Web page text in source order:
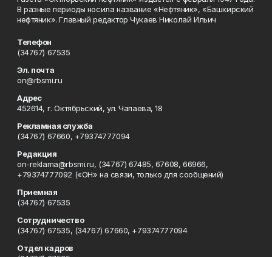
В разные периоды носила название «Нефтяник», «Башкирский
нефтяник». Главный редактор Чукаев Николай Ильич
Телефон
(34767) 67535
Эл. почта
on@rbsmi.ru
Адрес
452614, г. Октябрьский, ул. Чапаева, 18
Рекламная служба
(34767) 67660, +79374777094
Редакция
on-reklama@rbsmi.ru, (34767) 67485, 67608, 66966,
+79374777092 («ОН» на связи, только для сообщений)
Приемная
(34767) 67535
Сотрудничество
(34767) 67535, (34767) 67660, +79374777094
Отдел кадров